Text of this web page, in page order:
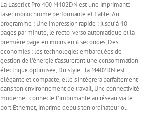
La LaserJet Pro 400 M402DN est une imprimante
laser monochrome performante et fiable. Au
programme : Une impression rapide : jusqu’à 40
pages par minute, le recto-verso automatique et la
première page en moins en 6 secondes, Des
économies : les technologies embarquées de
gestion de l’énergie t’assureront une consommation
électrique optimisée, Du style : la M402DN est
élégante et compacte, elle s’intègrera parfaitement
dans ton environnement de travail, Une connectivité
moderne : connecte l’imprimante au réseau via le
port Ethernet, imprime depuis ton ordinateur ou